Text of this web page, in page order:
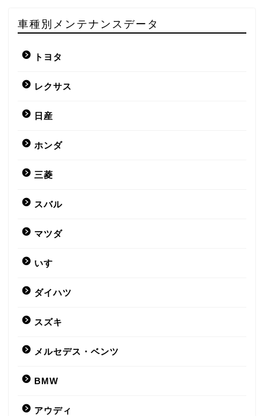
車種別メンテナンスデータ
トヨタ
レクサス
日産
ホンダ
三菱
スバル
マツダ
いすゞ
ダイハツ
スズキ
メルセデス・ベンツ
BMW
アウディ